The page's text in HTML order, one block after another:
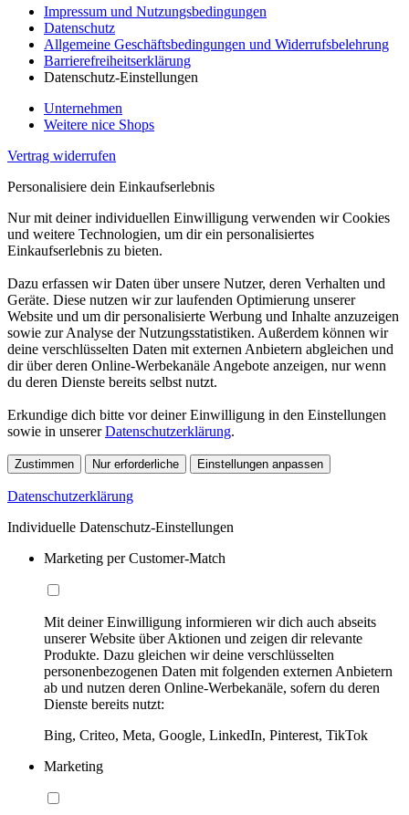
Impressum und Nutzungsbedingungen
Datenschutz
Allgemeine Geschäftsbedingungen und Widerrufsbelehrung
Barrierefreiheitserklärung
Datenschutz-Einstellungen
Unternehmen
Weitere nice Shops
Vertrag widerrufen
Personalisiere dein Einkaufserlebnis
Nur mit deiner individuellen Einwilligung verwenden wir Cookies
und weitere Technologien, um dir ein personalisiertes
Einkaufserlebnis zu bieten.
Dazu erfassen wir Daten über unsere Nutzer, deren Verhalten und
Geräte. Diese nutzen wir zur laufenden Optimierung unserer
Website und um dir personalisierte Werbung und Inhalte anzuzeigen
sowie zur Analyse der Nutzungsstatistiken. Außerdem können wir
deine verschlüsselten Daten mit externen Anbietern abgleichen und
dir über deren Online-Werbekanäle Angebote anzeigen, nur wenn
du deren Dienste bereits selbst nutzt.
Erkundige dich bitte vor deiner Einwilligung in den Einstellungen
sowie in unsererDatenschutzerklärung.
Zustimmen Nur erforderliche Einstellungen anpassen
Datenschutzerklärung
Individuelle Datenschutz-Einstellungen
Marketing per Customer-Match
Mit deiner Einwilligung informieren wir dich auch abseits
unserer Website über Aktionen und zeigen dir relevante
Produkte. Dazu gleichen wir deine verschlüsselten
personenbezogenen Daten mit folgenden externen Anbietern
ab und nutzen deren Online-Werbekanäle, sofern du deren
Dienste bereits nutzt:
Bing, Criteo, Meta, Google, LinkedIn, Pinterest, TikTok
Marketing